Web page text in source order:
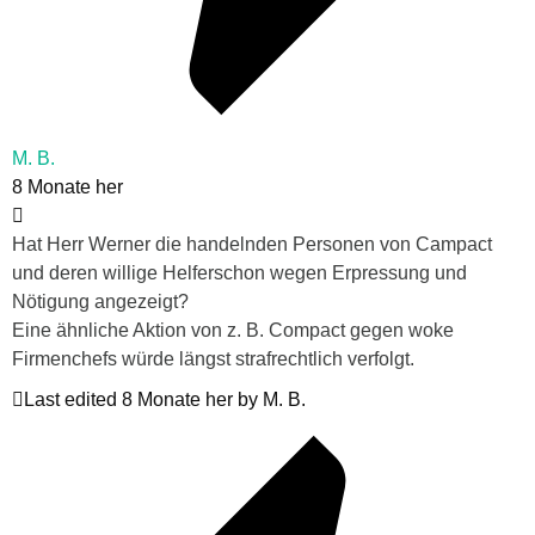
M. B.
8 Monate her
Hat Herr Werner die handelnden Personen von Campact
und deren willige Helferschon wegen Erpressung und
Nötigung angezeigt?
Eine ähnliche Aktion von z. B. Compact gegen woke
Firmenchefs würde längst strafrechtlich verfolgt.
Last edited 8 Monate her by M. B.